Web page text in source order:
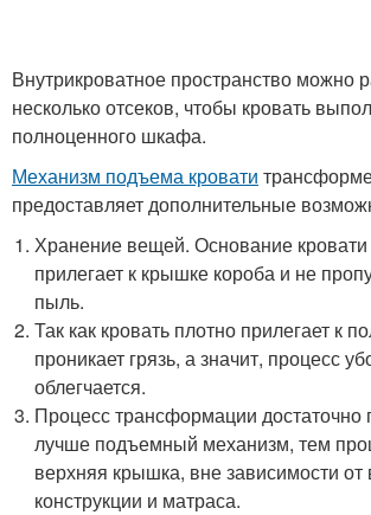
Внутрикроватное пространство можно
несколько отсеков, чтобы кровать
полноценного шкафа.
Механизм подъема кровати
предоставляет дополнительные
Хранение вещей. Основание кровати
прилегает к крышке короба и не
пыль.
Так как кровать плотно прилегает к
проникает грязь, а значит, процесс
облегчается.
Процесс трансформации достаточно
лучше подъемный механизм, тем
верхняя крышка, вне зависимости от
конструкции и матраса.